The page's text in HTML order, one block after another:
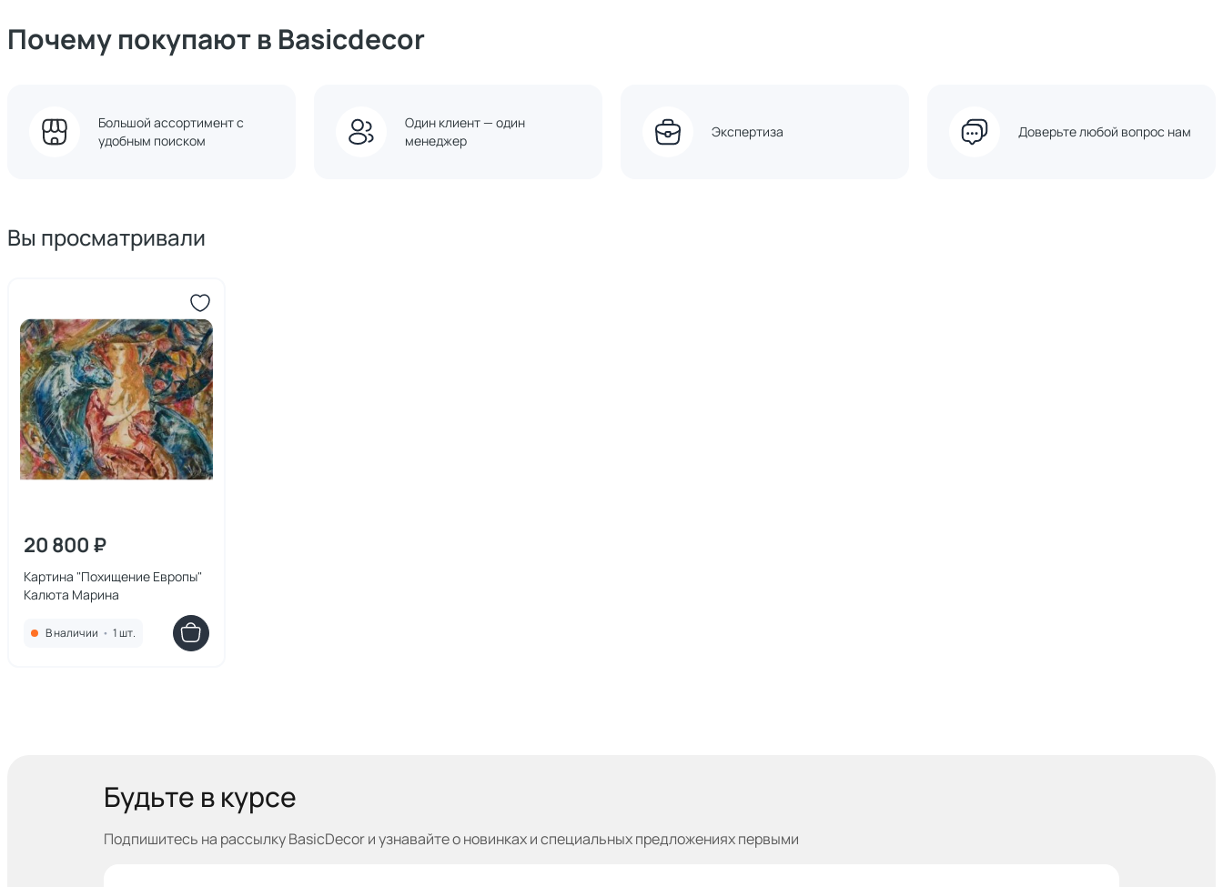
Почему покупают в Basicdecor
Большой ассортимент с
удобным поиском
Один клиент — один
менеджер
Экспертиза Доверьте любой вопрос нам
Вы просматривали
20 800 ₽
Картина "Похищение Европы"
Калюта Марина
В наличии • 1 шт.
Будьте в курсе
Подпишитесь на рассылку BasicDecor и узнавайтео новинках и специальных предложениях первыми